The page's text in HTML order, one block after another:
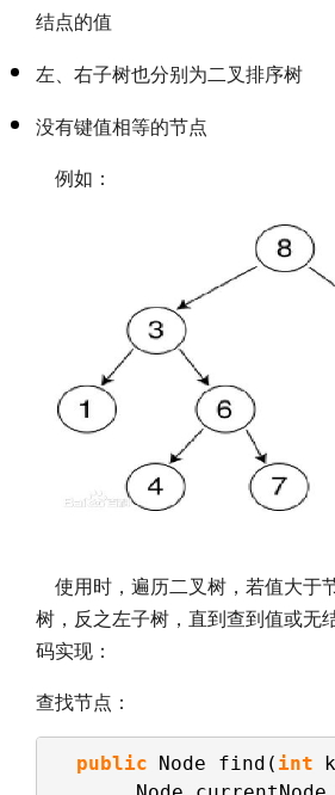
结点的值
左、右子树也分别为二叉排序树
没有键值相等的节点
例如：
使用时，遍历二叉树，若值大于
树，反之左子树，直到查到值或无
码实现：
查找节点：
public Node find( int